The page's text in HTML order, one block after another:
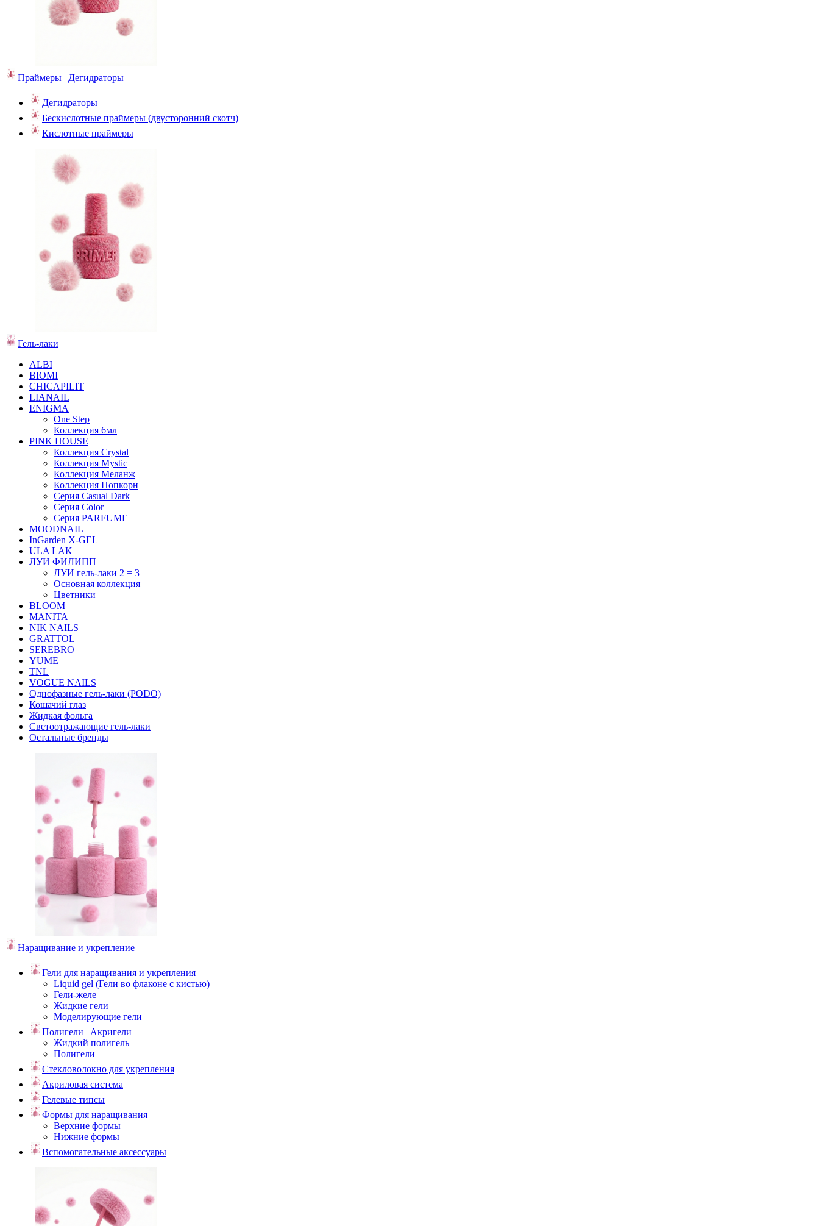
Праймеры | Дегидраторы
Дегидраторы
Бескислотные праймеры (двусторонний скотч)
Кислотные праймеры
Гель-лаки
ALBI
BIOMI
CHICAPILIT
LIANAIL
ENIGMA
One Step
Коллекция 6мл
PINK HOUSE
Коллекция Crystal
Коллекция Mystic
Коллекция Меланж
Коллекция Попкорн
Серия Casual Dark
Серия Color
Серия PARFUME
MOODNAIL
InGarden X-GEL
ULA LAK
ЛУИ ФИЛИПП
ЛУИ гель-лаки 2 = 3
Основная коллекция
Цветники
BLOOM
MANITA
NIK NAILS
GRATTOL
SEREBRO
YUME
TNL
VOGUE NAILS
Однофазные гель-лаки (PODO)
Кошачий глаз
Жидкая фольга
Светоотражающие гель-лаки
Остальные бренды
Наращивание и укрепление
Гели для наращивания и укрепления
Liquid gel (Гели во флаконе с кистью)
Гели-желе
Жидкие гели
Моделирующие гели
Полигели | Акригели
Жидкий полигель
Полигели
Стекловолокно для укрепления
Акриловая система
Гелевые типсы
Формы для наращивания
Верхние формы
Нижние формы
Вспомогательные аксессуары